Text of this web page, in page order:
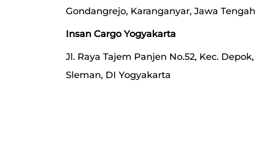
Gondangrejo, Karanganyar, Jawa Tengah
Insan Cargo Yogyakarta
Jl. Raya Tajem Panjen No.52, Kec. Depok,
Sleman, DI Yogyakarta